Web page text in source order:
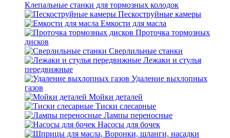
Клепальные станки для тормозных колодок
Пескоструйные камеры
Емкости для масла
Проточка тормозных
дисков
Сверлильные станки
Лежаки и стулья
передвижные
Удаление выхлопных
газов
Мойки деталей
Тиски слесарные
Лампы переносные
Насосы для бочек